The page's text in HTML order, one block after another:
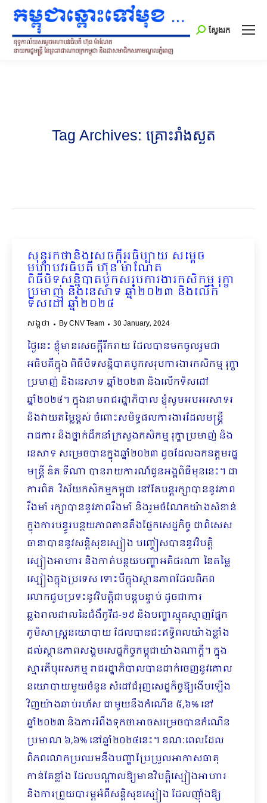
Search:
ស្វែងរក
Tag Archives: គ្រោះរាំងស្ងួត
សុន្ទរកថានិងសេចក្ដីអធិប្បាយ សម្ដេច
មហាបវរធិបតី ហ៊ុន ម៉ាណែត
ពិធីបិទសន្និបាតបូកសរុបការងារកសិកម្ម រុក្ខា
ប្រមាញ់ និងនេសាទ ឆ្នាំ២០២៣ និងលើក
ទិសដៅ ឆ្នាំ២០២៤
សង្កថា ByCNV Team 30 January, 2024
ថ្ងៃនេះ ខ្ញុំមានសេចក្តីរីករាយ ដែលបានមកចូលរួមជា
អធិបតីក្នុង ពិធីបិទ​សន្និបាត​បូក​សរុប​​ការងារ​កសិកម្ម រុក្ខា
ប្រមាញ់ និងនេសាទ ឆ្នាំ២០២៣ និងលើកទិសដៅ
ឆ្នាំ២០២៤។ ក្នុងនាមរាជរដ្ឋាភិបាល ខ្ញុំសូមអបអរសាទរ
និងវាយតម្លៃខ្ពស់ ចំពោះសមិទ្ធផលការងារដែលមន្ត្រី
រាជការ និងថ្នាក់ដឹកនាំក្រសួងកសិកម្ម រុក្ខាប្រមាញ់ និង
នេសាទ សម្រេចបានក្នុងឆ្នាំ២០២៣ ដូចដែលឯកឧត្តមរដ្ឋ
មន្ត្រី ឌិត ទីណា បានរាយការណ៍ជូនអង្គពិធីមុននេះ។ ជា
ការពិត វិស័យកសិកម្មកម្ពុជា នៅតែបន្តរក្សាបាននូវភាព
រឹងមាំ រក្សាបាននូវភាពរឹងមាំ និងរួមចំណែកយ៉ាងសំខាន់
ក្នុងការបន្ធូរបន្ថយភាពតានតឹងផ្នែកសេដ្ឋកិច្ច ជាពិសេស
ធានាបាននូវសន្តិសុខស្បៀង បញ្ចៀសបាននូវវិបត្តិ
ស្បៀងអាហារ និងកាត់បន្ថយបញ្ហាអតិផរណា នៃតម្លៃ
ស្បៀងក្នុងប្រទេស ទោះបីក្នុងស្ថានភាពដែលពិភព
លោកជួបប្រទះនូវវិបត្តិជាបន្តបន្ទាប់ ដូចជាការ
ឆ្លងរាលដាលនៃជំងឺកូវីដ-១៩ និងបញ្ហាស្មុគស្មាញផ្នែក
ភូមិសាស្រ្តនយោបាយ ដែលបានជះឥទ្ធិពលយ៉ាងខ្លាំង
ដល់​ស្ថានភាពសង្គមសេដ្ឋកិច្ចកម្ពុជាយ៉ាងណាក្តី។ ក្នុង
ស្មារតីបុរេសកម្ម រាជរដ្ឋាភិបាលបានដាក់ចេញនូវគោល
នយោបាយមួយចំនួន សំដៅជំរុញសេដ្ឋកិច្ចឱ្យងើបឡើង
វិញយ៉ាងឆាប់រហ័ស ជាមួយនឹងកំណើន ៥,៦% នៅ
ឆ្នាំ២០២៣ និងការរំពឹងទុកថាអាចសម្រេចបានកំណើន
ប្រមាណ ៦,៦% នៅឆ្នាំ២០២៤នេះ។ ខណៈពេលដែល
ពិភពលោកប្រឈមនឹងបញ្ហាប្រែប្រួលអាកាសធាតុ
កាន់តែខ្លាំង ដែលបណ្តាលឱ្យមានវិបត្តិស្បៀងអាហារ
និងការព្រួយបារម្ភអំពីសន្តិសុខស្បៀង ដែលញ៉ាំង​ឱ្យ